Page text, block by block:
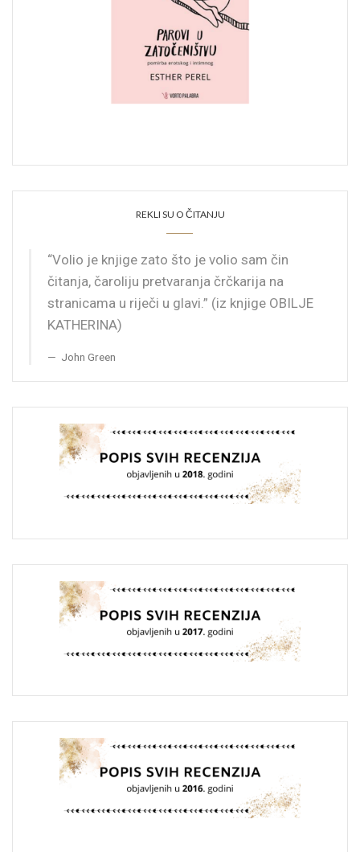
REKLI SU O ČITANJU
“Volio je knjige zato što je volio sam čin
čitanja, čaroliju pretvaranja črčkarija na
stranicama u riječi u glavi.” (iz knjige OBILJE
KATHERINA)
John Green